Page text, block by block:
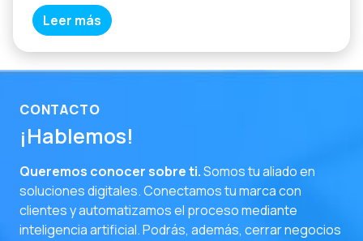
Leer más
CONTACTO
¡Hablemos!
Queremos conocer sobre ti.Somos tu aliado en
soluciones digitales. Conectamos tu marca con
clientes y automatizamos el proceso mediante
inteligencia artificial. Podrás, además, cerrar negocios